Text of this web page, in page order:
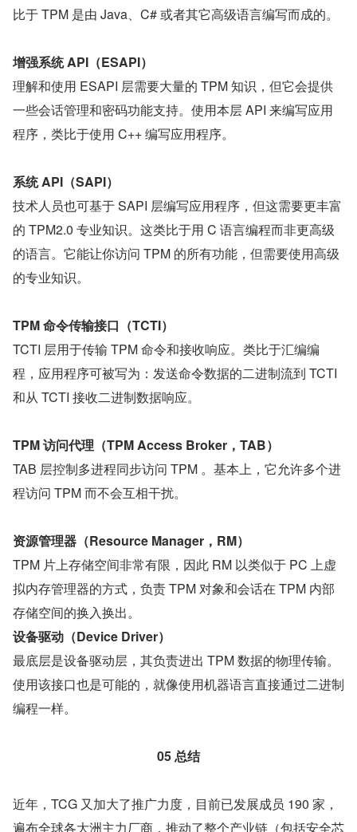
比于 TPM 是由 Java、C# 或者其它高级语言编写而成的。
增强系统 API（ESAPI）
理解和使用 ESAPI 层需要大量的 TPM 知识，但它会提供
一些会话管理和密码功能支持。使用本层 API 来编写应用
程序，类比于使用 C++ 编写应用程序。
系统 API（SAPI）
技术人员也可基于 SAPI 层编写应用程序，但这需要更丰富
的 TPM2.0 专业知识。这类比于用 C 语言编程而非更高级
的语言。它能让你访问 TPM 的所有功能，但需要使用高级
的专业知识。
TPM 命令传输接口（TCTI）
TCTI 层用于传输 TPM 命令和接收响应。类比于汇编编
程，应用程序可被写为：发送命令数据的二进制流到 TCTI
和从 TCTI 接收二进制数据响应。
TPM 访问代理（TPM Access Broker，TAB）
TAB 层控制多进程同步访问 TPM 。基本上，它允许多个进
程访问 TPM 而不会互相干扰。
资源管理器（Resource Manager，RM）
TPM 片上存储空间非常有限，因此 RM 以类似于 PC 上虚
拟内存管理器的方式，负责 TPM 对象和会话在 TPM 内部
存储空间的换入换出。
设备驱动（Device Driver）
最底层是设备驱动层，其负责进出 TPM 数据的物理传输。
使用该接口也是可能的，就像使用机器语言直接通过二进制
编程一样。
05 总结
近年，TCG 又加大了推广力度，目前已发展成员 190 家，
遍布全球各大洲主力厂商，推动了整个产业链（包括安全芯